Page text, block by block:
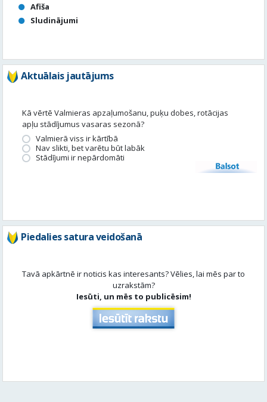
Afiša
Sludinājumi
Aktuālais jautājums
Kā vērtē Valmieras apzaļumošanu, puķu dobes, rotācijas
apļu stādījumus vasaras sezonā?
Valmierā viss ir kārtībā
Nav slikti, bet varētu būt labāk
Stādījumi ir nepārdomāti
Balsot
Piedalies satura veidošanā
Tavā apkārtnē ir noticis kas interesants? Vēlies, lai mēs par to
uzrakstām?
Iesūti, un mēs to publicēsim!